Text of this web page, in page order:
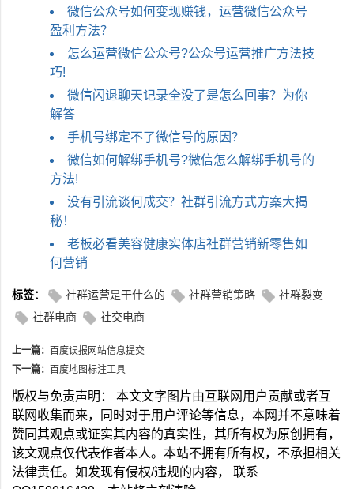
微信公众号如何变现赚钱，运营微信公众号
盈利方法？
怎么运营微信公众号?公众号运营推广方法技
巧!
微信闪退聊天记录全没了是怎么回事？为你
解答
手机号绑定不了微信号的原因？
微信如何解绑手机号?微信怎么解绑手机号的
方法!
没有引流谈何成交？社群引流方式方案大揭
秘！
老板必看美容健康实体店社群营销新零售如
何营销
标签： 社群运营是干什么的 社群营销策略
社群裂变
社群电商
社交电商
上一篇：
百度误报网站信息提交
下一篇：
百度地图标注工具
版权与免责声明： 本文文字图片由互联网用户贡献或者互
联网收集而来，同时对于用户评论等信息，本网并不意味着
赞同其观点或证实其内容的真实性，其所有权为原创拥有，
该文观点仅代表作者本人。本站不拥有所有权，不承担相关
法律责任。如发现有侵权/违规的内容， 联系